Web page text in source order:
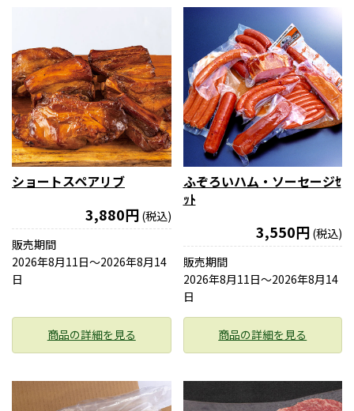
ショートスペアリブ
3,880円 (税込)
販売期間
2026年8月11日〜2026年8月14
日
商品の詳細を見る
ふぞろいハム・ソーセージｾ
ｯﾄ
3,550円 (税込)
販売期間
2026年8月11日〜2026年8月14
日
商品の詳細を見る